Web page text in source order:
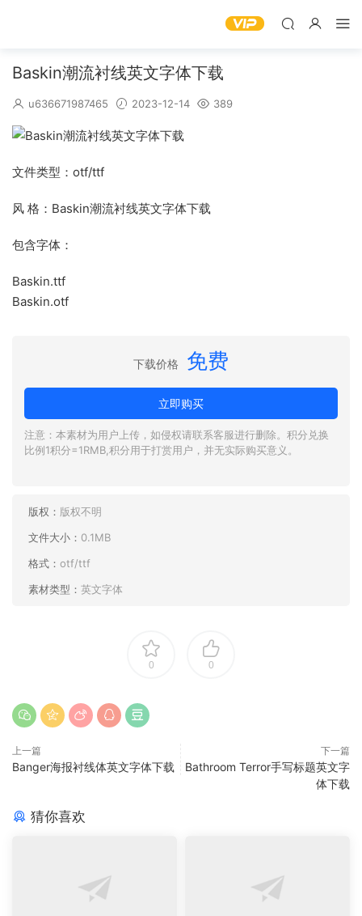
Baskin潮流衬线英文字体下载
u636671987465 2023-12-14 389
文件类型：otf/ttf
风 格：Baskin潮流衬线英文字体下载
包含字体：
Baskin.ttf
Baskin.otf
下载价格 免费
立即购买
注意：本素材为用户上传，如侵权请联系客服进行删除。积分兑换
比例1积分=1RMB,积分用于打赏用户，并无实际购买意义。
版权： 版权不明
文件大小： 0.1MB
格式： otf/ttf
素材类型： 英文字体
0 0
上一篇
Banger海报衬线体英文字体下载
下一篇
Bathroom Terror手写标题英文字
体下载
猜你喜欢